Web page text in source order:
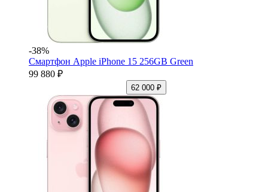
-38%
Смартфон Apple iPhone 15 256GB Green
99 880 ₽
62 000 ₽